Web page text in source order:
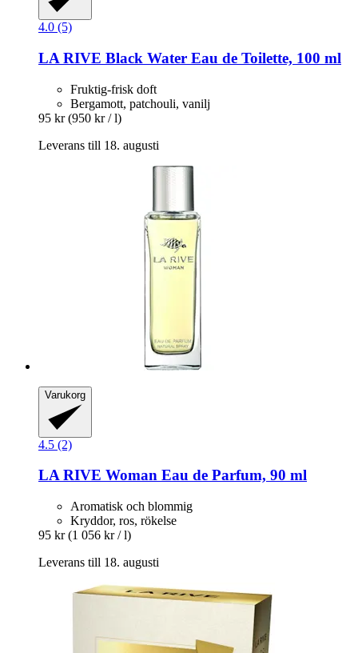
4.0 (5)
LA RIVE Black Water Eau de Toilette, 100 ml
Fruktig-frisk doft
Bergamott, patchouli, vanilj
95 kr (950 kr / l)
Leverans till 18. augusti
Varukorg
4.5 (2)
LA RIVE Woman Eau de Parfum, 90 ml
Aromatisk och blommig
Kryddor, ros, rökelse
95 kr (1 056 kr / l)
Leverans till 18. augusti